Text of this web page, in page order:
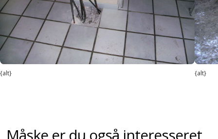
{alt} {alt}
Måske er du også interesseret